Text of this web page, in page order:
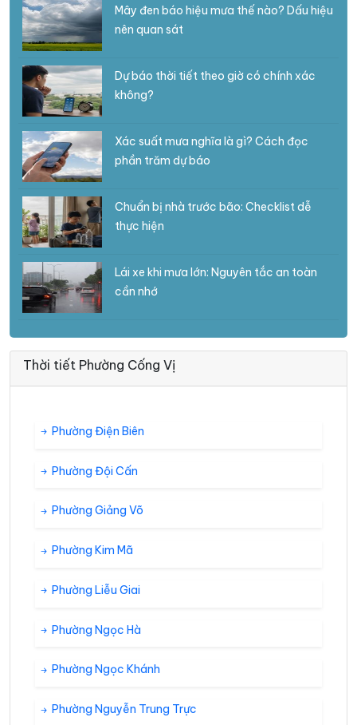
Mây đen báo hiệu mưa thế nào? Dấu hiệu
nên quan sát
Dự báo thời tiết theo giờ có chính xác
không?
Xác suất mưa nghĩa là gì? Cách đọc
phần trăm dự báo
Chuẩn bị nhà trước bão: Checklist dễ
thực hiện
Lái xe khi mưa lớn: Nguyên tắc an toàn
cần nhớ
Thời tiết Phường Cống Vị
Phường Điện Biên
Phường Đội Cấn
Phường Giảng Võ
Phường Kim Mã
Phường Liễu Giai
Phường Ngọc Hà
Phường Ngọc Khánh
Phường Nguyễn Trung Trực